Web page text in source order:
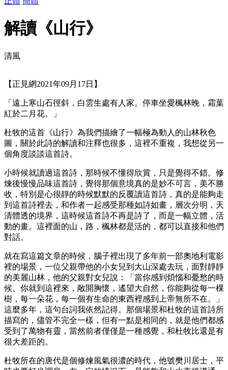
解讀《山行》
清風
【正見網2021年09月17日】
「遠上寒山石徑斜，白雲生處有人家。停車坐愛楓林晚，霜葉
紅於二月花。」
杜牧的這首《山行》為我們描繪了一幅極為動人的山林秋色
圖，關於此詩的解讀和注釋也很多，這裡不重複，我想從另一
個角度談談這首詩。
小時候就讀過這首詩，那時候不懂得欣賞，只是覺得不錯。修
煉後慢慢品味這首詩，覺得那個意境真的是妙不可言，美不勝
收，特別是心很靜的時候默默的反覆讀這首詩，真的是能夠走
到這首詩裡去，和作者一起感受那種如詩如畫，層次分明，天
清體透的境界，這時候這首詩不再是詩了，而是一幅立體，活
動的畫。這裡面的山，路，楓林都是活的，都可以直接和他們
對話。
就在寫這篇文章的時候，腦子裡出現了多年前一部奧地利電影
裡的場景，一位父親帶他的小女兒到大山深處去玩，面對靜靜
的美麗山林，他的父親對女兒說：「當你感到煩惱和憂愁的時
候。你就到這裡來，敞開胸懷，遙望大自然，你能夠從每一棵
樹，每一朵花，每一個有生命的東西裡感到上帝無所不在。」
這麼多年，這句台詞我依然記得。那個場景和杜牧的這首詩所
描寫的，儘管不完全一樣，但有一點是相同的，就是他們都感
受到了萬物有靈，當然前者僅僅是一種感覺，和杜牧比還是有
很大差距的。
杜牧所在的唐代是個修煉風氣很濃的時代，他號樊川居士，平